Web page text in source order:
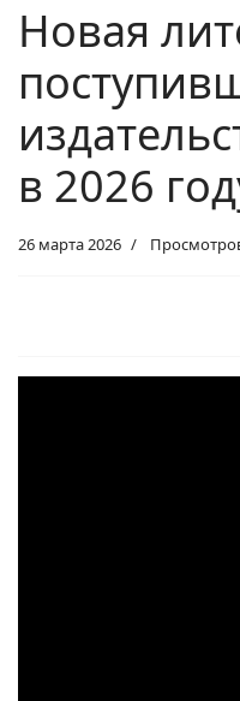
Новая
в 2026
26 марта 2026